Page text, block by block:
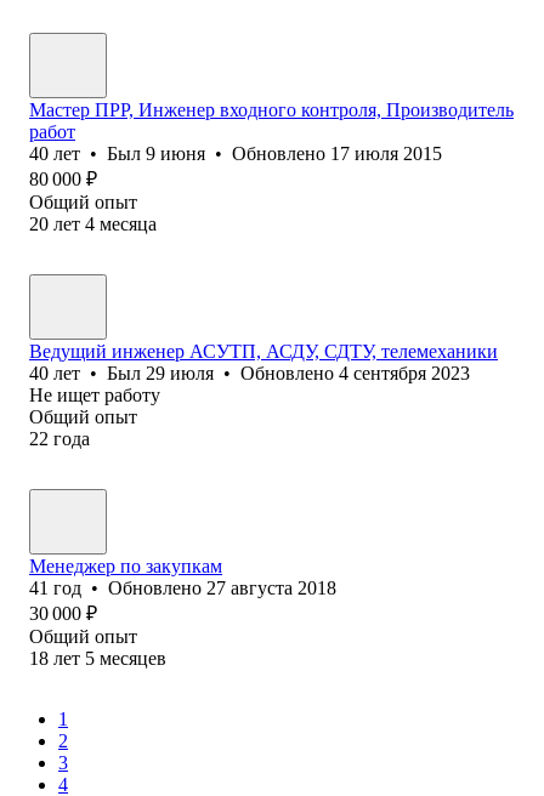
Мастер ПРР, Инженер входного контроля, Производитель
работ
40 лет • Был 9 июня • Обновлено 17 июля 2015
80 000 ₽
Общий опыт
20 лет 4 месяца
Ведущий инженер АСУТП, АСДУ, СДТУ, телемеханики
40 лет • Был 29 июля • Обновлено 4 сентября 2023
Не ищет работу
Общий опыт
22 года
Менеджер по закупкам
41 год • Обновлено 27 августа 2018
30 000 ₽
Общий опыт
18 лет 5 месяцев
1
2
3
4